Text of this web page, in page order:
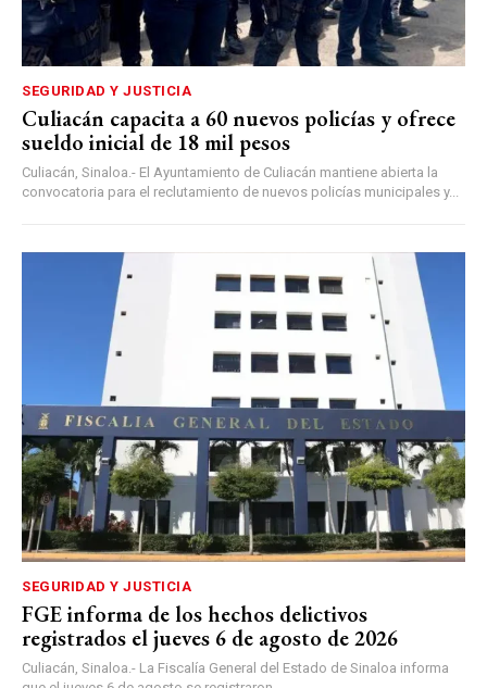
SEGURIDAD Y JUSTICIA
Culiacán capacita a 60 nuevos policías y ofrece
sueldo inicial de 18 mil pesos
Culiacán, Sinaloa.- El Ayuntamiento de Culiacán mantiene abierta la
convocatoria para el reclutamiento de nuevos policías municipales y...
SEGURIDAD Y JUSTICIA
FGE informa de los hechos delictivos
registrados el jueves 6 de agosto de 2026
Culiacán, Sinaloa.- La Fiscalía General del Estado de Sinaloa informa